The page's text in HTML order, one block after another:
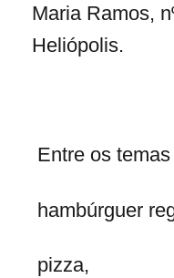
Maria Ramos,
Heliópolis.
Entre os
hambúrguer
pizza,